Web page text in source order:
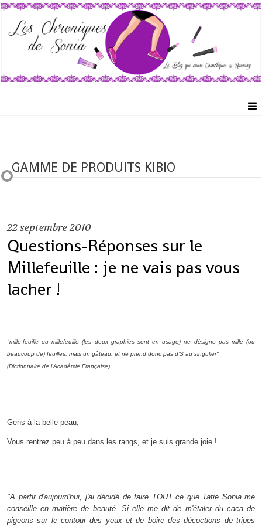
GAMME DE PRODUITS KIBIO
22septembre 2010
Questions-Réponses sur le
Millefeuille : je ne vais pas vous
lacher !
"mille-feuille ou millefeuille (les deux graphies sont en usage) ne désigne pas mille (ou
beaucoup de) feuilles, mais un gâteau, et ne prend donc pas d’S au singulier"
(Dictionnaire de l'Académie Française).
Gens à la belle peau,
Vous rentrez peu à peu dans les rangs, et je suis grande joie !
"A partir d'aujourd'hui, j'ai décidé de faire TOUT ce que Tatie Sonia me
conseille en matière de beauté. Si elle me dit de m'étaler du caca de
pigeons sur le contour des yeux et de boire des décoctions de tripes